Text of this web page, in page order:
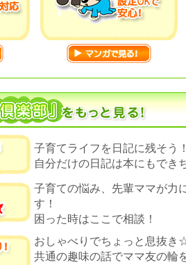
子育てライフを日記に残そう
自分だけの日記は本にもでき
子育ての悩み、先輩ママが力
す！
困った時はここで相談！
おしゃべりでちょっと息抜き
共通の趣味の話でママ友の輪